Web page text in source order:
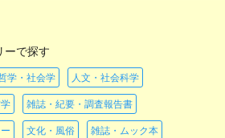
ーで探す
学・社会学 人文・社会科学
雑誌・紀要・調査報告書
文化・風俗 雑誌・ムック本